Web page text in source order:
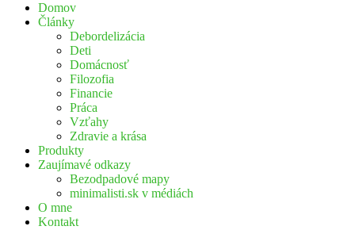
Domov
Články
Debordelizácia
Deti
Domácnosť
Filozofia
Financie
Práca
Vzťahy
Zdravie a krása
Produkty
Zaujímavé odkazy
Bezodpadové mapy
minimalisti.sk v médiách
O mne
Kontakt